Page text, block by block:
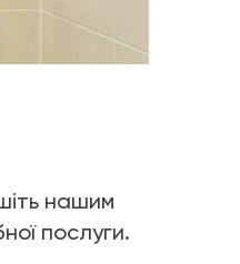
нашим
послуги.